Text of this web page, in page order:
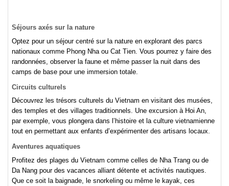
Séjours axés sur la nature
Optez pour un séjour centré sur la nature en explorant des parcs
nationaux comme Phong Nha ou Cat Tien. Vous pourrez y faire des
randonnées, observer la faune et même passer la nuit dans des
camps de base pour une immersion totale.
Circuits culturels
Découvrez les trésors culturels du Vietnam en visitant des musées,
des temples et des villages traditionnels. Une excursion à Hoi An,
par exemple, vous plongera dans l’histoire et la culture vietnamienne
tout en permettant aux enfants d’expérimenter des artisans locaux.
Aventures aquatiques
Profitez des plages du Vietnam comme celles de Nha Trang ou de
Da Nang pour des vacances alliant détente et activités nautiques.
Que ce soit la baignade, le snorkeling ou même le kayak, ces